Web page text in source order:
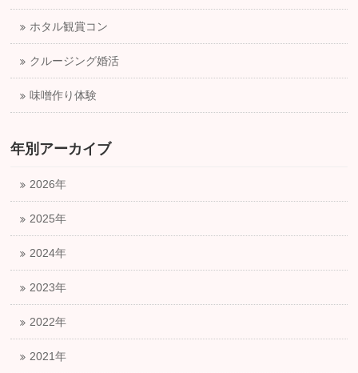
ホタル観賞コン
クルージング婚活
味噌作り体験
年別アーカイブ
2026年
2025年
2024年
2023年
2022年
2021年